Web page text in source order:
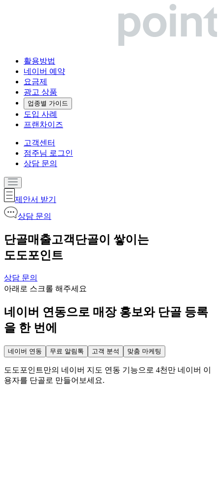
활용방법
네이버 예약
요금제
광고 상품
업종별 가이드
도입 사례
프랜차이즈
고객센터
점주님 로그인
상담 문의
제안서 받기
상담 문의
단골매출고객단골이 쌓이는
도도포인트
상담 문의
아래로 스크롤 해주세요
네이버 연동으로 매장 홍보와 단골 등록
을 한 번에
네이버 연동 무료 알림톡 고객 분석 맞춤 마케팅
도도포인트만의 네이버 지도 연동 기능으로 4천만 네이버 이
용자를 단골로 만들어보세요.